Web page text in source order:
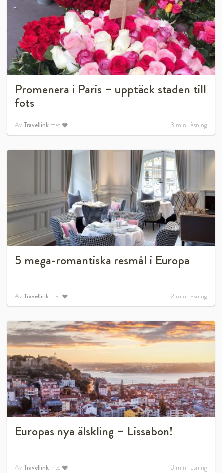
Promenera i Paris – upptäck staden till
fots
Av Travellink med 3 min. läsning
5 mega-romantiska resmål i Europa
Av Travellink med 2 min. läsning
Europas nya älskling – Lissabon!
Av Travellink med 3 min. läsning